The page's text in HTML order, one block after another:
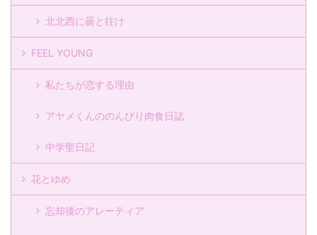
北北西に曇と往け
FEEL YOUNG
私たちが恋する理由
アヤメくんののんびり肉食日誌
中学聖日記
花とゆめ
忘却後のアレーティア